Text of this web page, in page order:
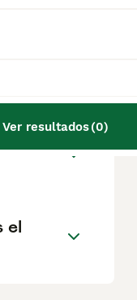
Ver resultados(0)
el